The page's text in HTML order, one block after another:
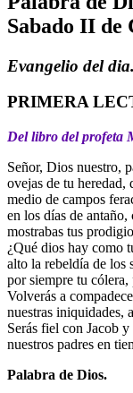
Sabado II de
Evangelio del dia.
PRIMERA
Del libro del profeta
Señor, Dios nuestro,
ovejas de tu heredad,
medio de campos
en los días de
mostrabas tus
¿Qué dios hay como
alto la rebeldía de los
por siempre tu cólera,
Volverás a
nuestras iniquidades,
Serás fiel con Jacob
nuestros padres en
Palabra de Dios.